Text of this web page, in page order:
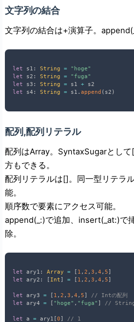
文字列の結合
文字列の結合は+演算子。
let s1 : String =
"hoge"
let s2 : String =
"fuga"
let s3 : String = s1 +
let s4 : String = s1 . append ( s2 )
配列,配列リテラル
配列はArray。SyntaxSugarとし
方もできる。
配列リテラルは[]。同一型リテラ
能。
順序数で要素にアクセス可能。
append(_:)で追加、insert(_at:)で
除。
let ary1 : Array = 1 , 2 , 3 , 4 , 5
let ary2 : Int = 1 , 2 , 3 , 4 , 5
let ary3 = 1 , 2 , 3 , 4 , 5
// Intの配列
let ary4 = "hoge" , "fuga" // String
let a = ary1 0
// 1